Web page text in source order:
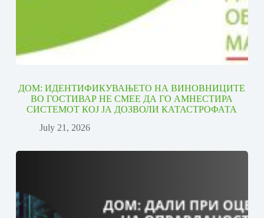
ДОМ: ИДЕНТИФИКУВАЊЕТО НА ВИНОВНИЦИТЕ
ВО ГОСТИВАР НЕ СМЕЕ ДА ГО АМНЕСТИРА
СИСТЕМОТ КОЈ ЈА ДОЗВОЛИ КАТАСТРОФАТА
July 21, 2026